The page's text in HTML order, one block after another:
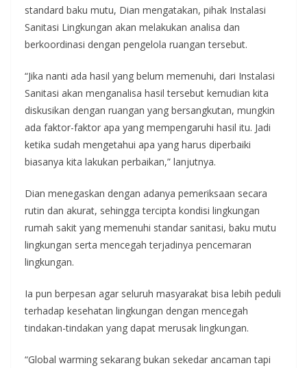
standard baku mutu, Dian mengatakan, pihak Instalasi
Sanitasi Lingkungan akan melakukan analisa dan
berkoordinasi dengan pengelola ruangan tersebut.
“Jika nanti ada hasil yang belum memenuhi, dari Instalasi
Sanitasi akan menganalisa hasil tersebut kemudian kita
diskusikan dengan ruangan yang bersangkutan, mungkin
ada faktor-faktor apa yang mempengaruhi hasil itu. Jadi
ketika sudah mengetahui apa yang harus diperbaiki
biasanya kita lakukan perbaikan,” lanjutnya.
Dian menegaskan dengan adanya pemeriksaan secara
rutin dan akurat, sehingga tercipta kondisi lingkungan
rumah sakit yang memenuhi standar sanitasi, baku mutu
lingkungan serta mencegah terjadinya pencemaran
lingkungan.
Ia pun berpesan agar seluruh masyarakat bisa lebih peduli
terhadap kesehatan lingkungan dengan mencegah
tindakan-tindakan yang dapat merusak lingkungan.
“Global warming sekarang bukan sekedar ancaman tapi